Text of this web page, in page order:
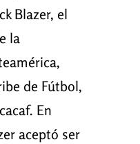
Blazer, el
la
de Fútbol,
En
aceptó ser